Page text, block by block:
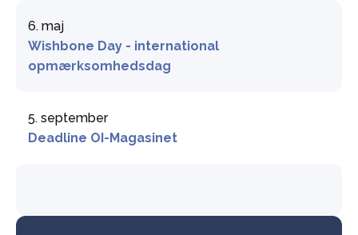
6. maj
Wishbone Day - international
opmærksomhedsdag
5. september
Deadline OI-Magasinet